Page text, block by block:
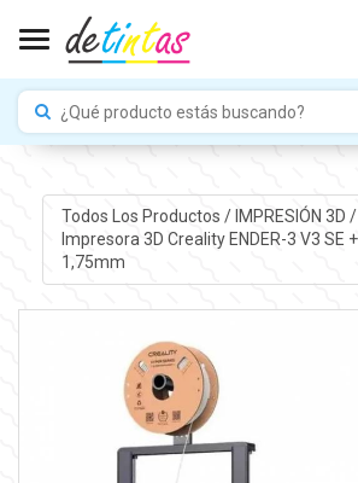
Toggle navigation
Todos Los Productos / IMPRESIÓN 3D /
Impresora 3D Creality ENDER-3 V3 SE
1,75mm